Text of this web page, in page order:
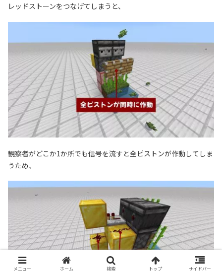
レッドストーンをつなげてしまうと、
観察者がどこか1か所でも信号を流すと全ピストンが作動してしま
うため、
メニュー ホーム 検索 トップ サイドバー